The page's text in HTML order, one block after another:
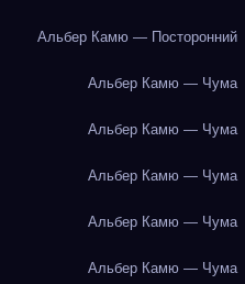
Альбер Камю — Посторонний
Альбер Камю — Чума
Альбер Камю — Чума
Альбер Камю — Чума
Альбер Камю — Чума
Альбер Камю — Чума